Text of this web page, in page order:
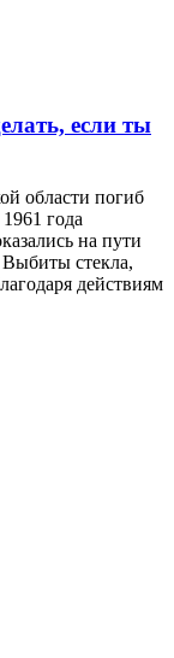
если ты
области погиб
года
на пути
стекла,
действиям